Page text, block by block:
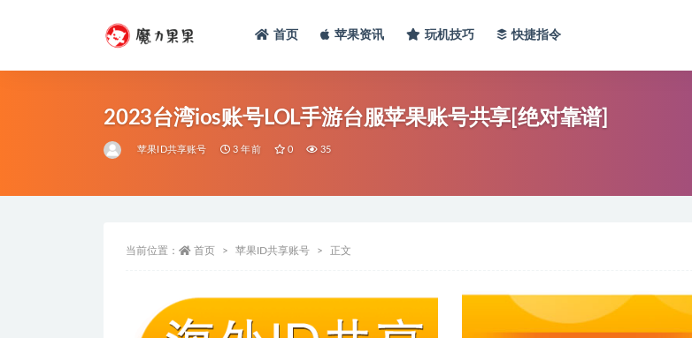
首页 苹果资讯 玩机技巧 快捷指令
2023台湾ios账号LOL手游台服苹果账号共享[绝对靠谱]
苹果ID共享账号 3 年前 0 35
当前位置： 首页 苹果ID共享账号 正文